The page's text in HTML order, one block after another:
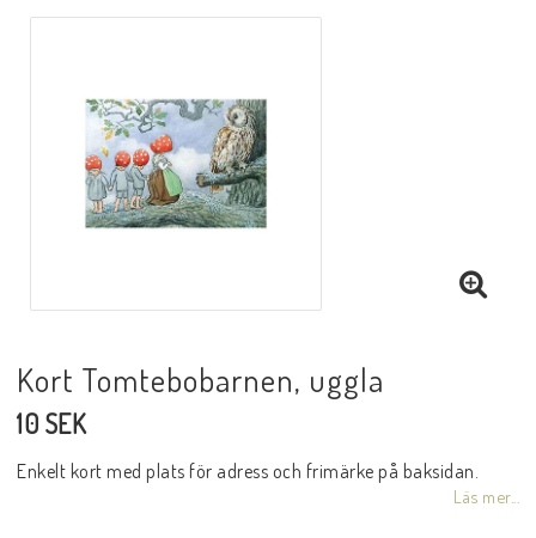
Kort Tomtebobarnen, uggla
10 SEK
Enkelt kort med plats för adress och frimärke på baksidan.
Läs mer...